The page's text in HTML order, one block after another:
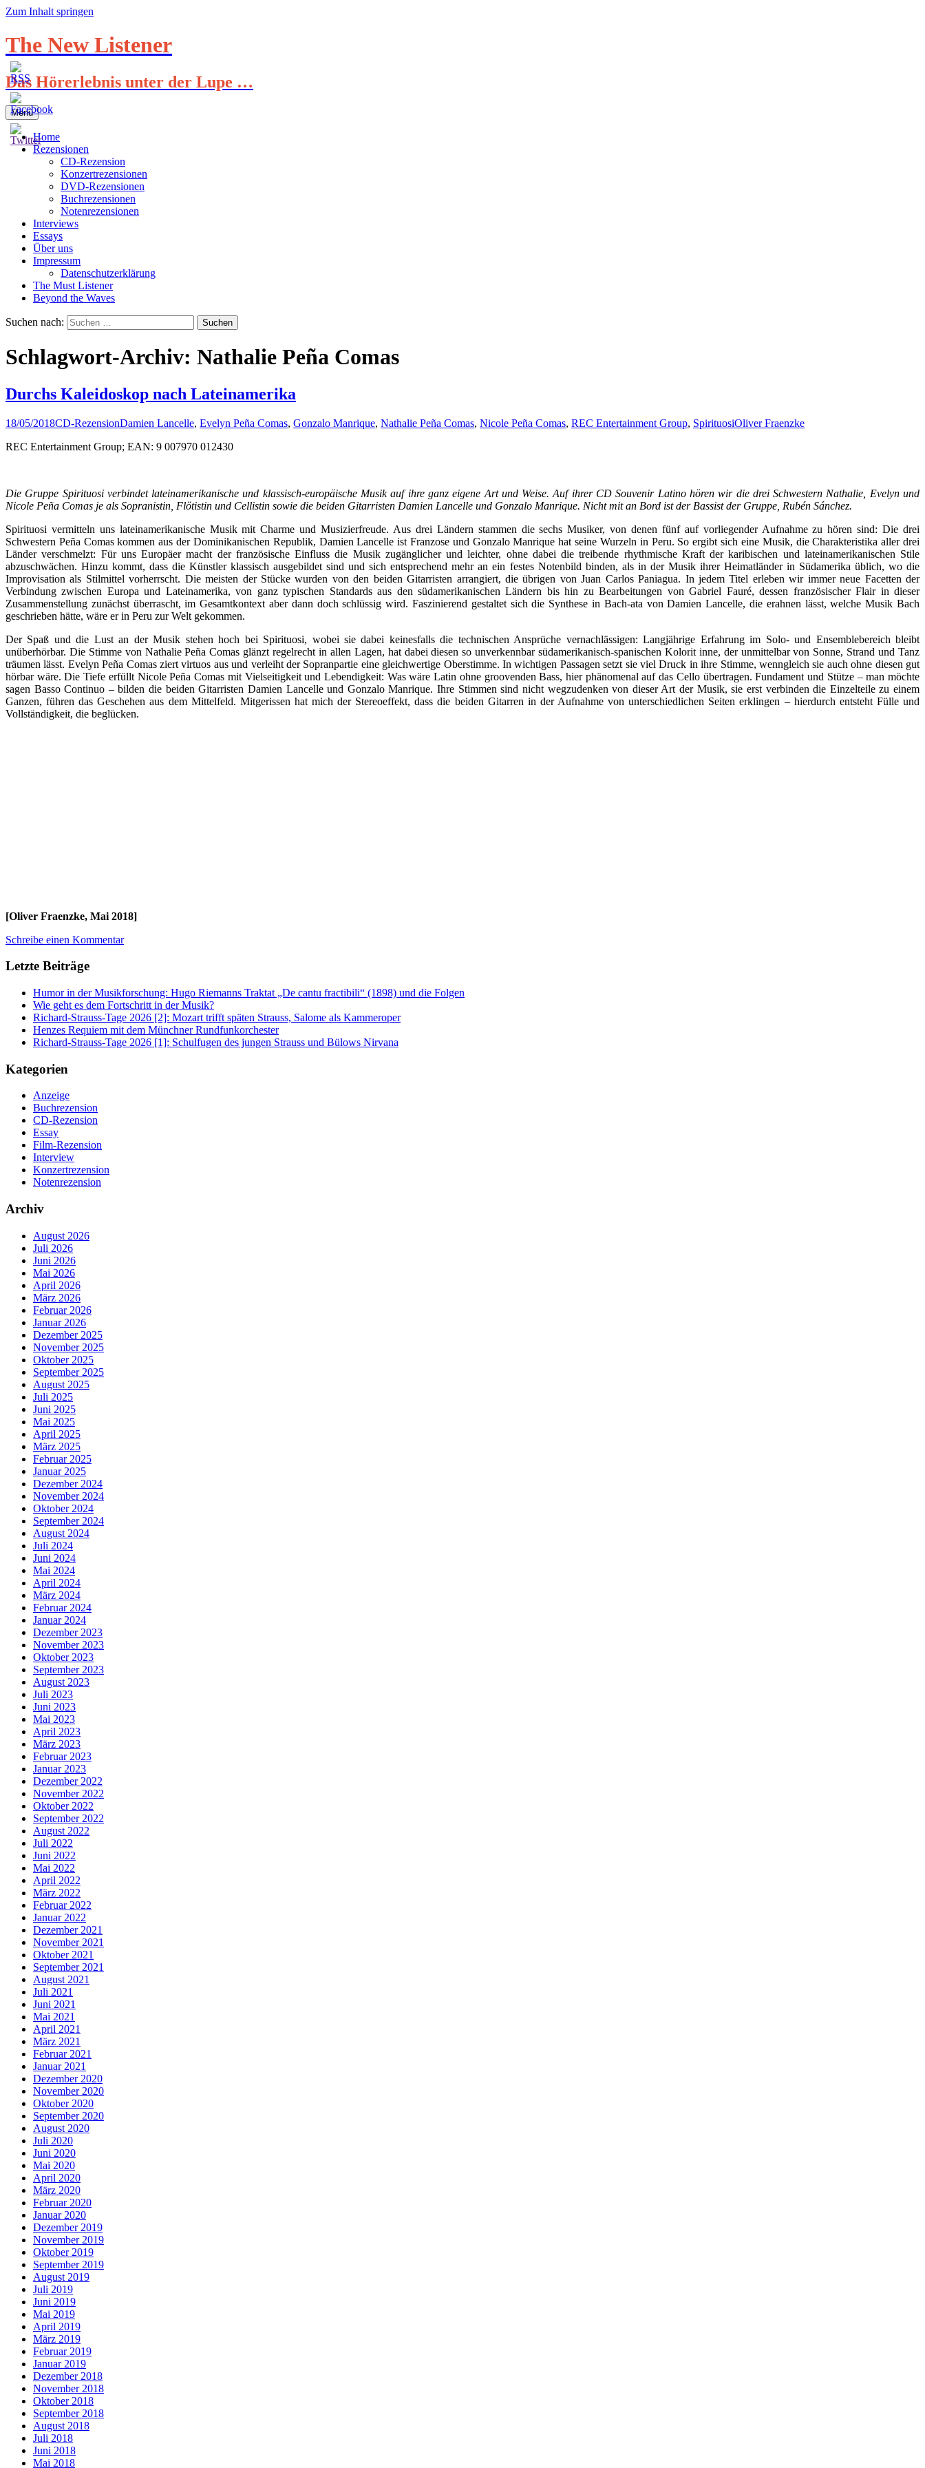
Zum Inhalt springen
The New Listener
Das Hörerlebnis unter der Lupe …
Menü
Home
Rezensionen
CD-Rezension
Konzertrezensionen
DVD-Rezensionen
Buchrezensionen
Notenrezensionen
Interviews
Essays
Über uns
Impressum
Datenschutzerklärung
The Must Listener
Beyond the Waves
Suchen nach:
Schlagwort-Archiv: Nathalie Peña Comas
­Durchs Kaleidoskop nach Lateinamerika
18/05/2018CD-RezensionDamien Lancelle, Evelyn Peña Comas, Gonzalo Manrique, Nathalie Peña Comas, Nicole Peña Comas, REC Entertainment Group, SpirituosiOliver Fraenzke
REC Entertainment Group; EAN: 9 007970 012430
Die Gruppe Spirituosi verbindet lateinamerikanische und klassisch-europäische Musik auf ihre ganz eigene Art und Weise. Auf ihrer CD Souvenir Latino hören wir die drei Schwestern Nathalie, Evelyn und
Nicole Peña Comas je als Sopranistin, Flötistin und Cellistin sowie die beiden Gitarristen Damien Lancelle und Gonzalo Manrique. Nicht mit an Bord ist der Bassist der Gruppe, Rubén Sánchez.
Spirituosi vermitteln uns lateinamerikanische Musik mit Charme und Musizierfreude. Aus drei Ländern stammen die sechs Musiker, von denen fünf auf vorliegender Aufnahme zu hören sind: Die drei
Schwestern Peña Comas kommen aus der Dominikanischen Republik, Damien Lancelle ist Franzose und Gonzalo Manrique hat seine Wurzeln in Peru. So ergibt sich eine Musik, die Charakteristika aller drei
Länder verschmelzt: Für uns Europäer macht der französische Einfluss die Musik zugänglicher und leichter, ohne dabei die treibende rhythmische Kraft der karibischen und lateinamerikanischen Stile
abzuschwächen. Hinzu kommt, dass die Künstler klassisch ausgebildet sind und sich entsprechend mehr an ein festes Notenbild binden, als in der Musik ihrer Heimatländer in Südamerika üblich, wo die
Improvisation als Stilmittel vorherrscht. Die meisten der Stücke wurden von den beiden Gitarristen arrangiert, die übrigen von Juan Carlos Paniagua. In jedem Titel erleben wir immer neue Facetten der
Verbindung zwischen Europa und Lateinamerika, von ganz typischen Standards aus den südamerikanischen Ländern bis hin zu Bearbeitungen von Gabriel Fauré, dessen französischer Flair in dieser
Zusammenstellung zunächst überrascht, im Gesamtkontext aber dann doch schlüssig wird. Faszinierend gestaltet sich die Synthese in Bach-ata von Damien Lancelle, die erahnen lässt, welche Musik Bach
geschrieben hätte, wäre er in Peru zur Welt gekommen.
Der Spaß und die Lust an der Musik stehen hoch bei Spirituosi, wobei sie dabei keinesfalls die technischen Ansprüche vernachlässigen: Langjährige Erfahrung im Solo- und Ensemblebereich bleibt
unüberhörbar. Die Stimme von Nathalie Peña Comas glänzt regelrecht in allen Lagen, hat dabei diesen so unverkennbar südamerikanisch-spanischen Kolorit inne, der unmittelbar von Sonne, Strand und Tanz
träumen lässt. Evelyn Peña Comas ziert virtuos aus und verleiht der Sopranpartie eine gleichwertige Oberstimme. In wichtigen Passagen setzt sie viel Druck in ihre Stimme, wenngleich sie auch ohne diesen gut
hörbar wäre. Die Tiefe erfüllt Nicole Peña Comas mit Vielseitigkeit und Lebendigkeit: Was wäre Latin ohne groovenden Bass, hier phänomenal auf das Cello übertragen. Fundament und Stütze – man möchte
sagen Basso Continuo – bilden die beiden Gitarristen Damien Lancelle und Gonzalo Manrique. Ihre Stimmen sind nicht wegzudenken von dieser Art der Musik, sie erst verbinden die Einzelteile zu einem
Ganzen, führen das Geschehen aus dem Mittelfeld. Mitgerissen hat mich der Stereoeffekt, dass die beiden Gitarren in der Aufnahme von unterschiedlichen Seiten erklingen – hierdurch entsteht Fülle und
Vollständigkeit, die beglücken.
[Oliver Fraenzke, Mai 2018]
Schreibe einen Kommentar
Letzte Beiträge
Humor in der Musikforschung: Hugo Riemanns Traktat „De cantu fractibili“ (1898) und die Folgen
Wie geht es dem Fortschritt in der Musik?
Richard-Strauss-Tage 2026 [2]: Mozart trifft späten Strauss, Salome als Kammeroper
Henzes Requiem mit dem Münchner Rundfunkorchester
Richard-Strauss-Tage 2026 [1]: Schulfugen des jungen Strauss und Bülows Nirvana
Kategorien
Anzeige
Buchrezension
CD-Rezension
Essay
Film-Rezension
Interview
Konzertrezension
Notenrezension
Archiv
August 2026
Juli 2026
Juni 2026
Mai 2026
April 2026
März 2026
Februar 2026
Januar 2026
Dezember 2025
November 2025
Oktober 2025
September 2025
August 2025
Juli 2025
Juni 2025
Mai 2025
April 2025
März 2025
Februar 2025
Januar 2025
Dezember 2024
November 2024
Oktober 2024
September 2024
August 2024
Juli 2024
Juni 2024
Mai 2024
April 2024
März 2024
Februar 2024
Januar 2024
Dezember 2023
November 2023
Oktober 2023
September 2023
August 2023
Juli 2023
Juni 2023
Mai 2023
April 2023
März 2023
Februar 2023
Januar 2023
Dezember 2022
November 2022
Oktober 2022
September 2022
August 2022
Juli 2022
Juni 2022
Mai 2022
April 2022
März 2022
Februar 2022
Januar 2022
Dezember 2021
November 2021
Oktober 2021
September 2021
August 2021
Juli 2021
Juni 2021
Mai 2021
April 2021
März 2021
Februar 2021
Januar 2021
Dezember 2020
November 2020
Oktober 2020
September 2020
August 2020
Juli 2020
Juni 2020
Mai 2020
April 2020
März 2020
Februar 2020
Januar 2020
Dezember 2019
November 2019
Oktober 2019
September 2019
August 2019
Juli 2019
Juni 2019
Mai 2019
April 2019
März 2019
Februar 2019
Januar 2019
Dezember 2018
November 2018
Oktober 2018
September 2018
August 2018
Juli 2018
Juni 2018
Mai 2018